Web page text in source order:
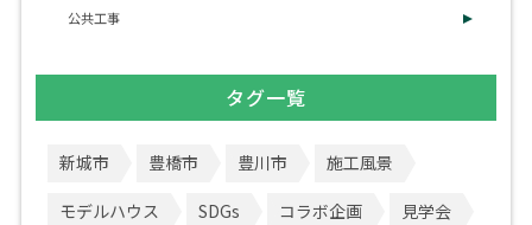
公共工事
タグ一覧
新城市 豊橋市 豊川市 施工風景
モデルハウス SDGs コラボ企画 見学会